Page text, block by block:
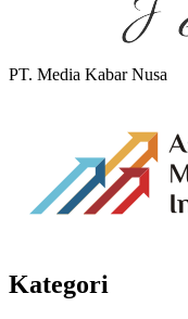
PT. Media Kabar Nusa
Kategori